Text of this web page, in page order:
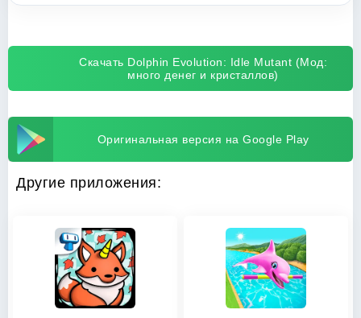
Скачать Dolphin Evolution: Idle Mutant (Мод:
много денег и кристаллов)
Оригинальная версия на Google Play
Другие приложения: